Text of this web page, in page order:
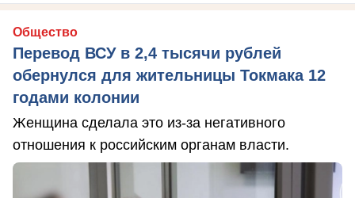
Общество
Перевод ВСУ в 2,4 тысячи рублей
обернулся для жительницы Токмака 12
годами колонии
Женщина сделала это из-за негативного
отношения к российским органам власти.